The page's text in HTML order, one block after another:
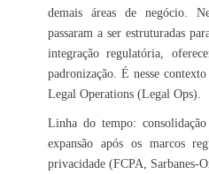
demais áreas de negócio.
passaram a ser estruturadas
integração regulatória,
padronização. É nesse
Legal Operations (Legal Ops).
Linha do tempo:
expansão após os marcos
privacidade (FCPA, Sarbanes-